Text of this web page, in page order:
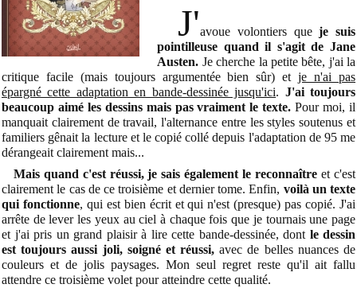
J'avoue volontiers queje suis
pointilleuse quand il s'agit de Jane
Austen. Je cherche la petite bête, j'ai la
critique facile (mais toujours argumentée bien sûr) etje n'ai pas
épargné cette adaptation en bande-dessinée jusqu'ici. J'ai toujours
beaucoup aimé les dessins mais pas vraiment le texte.Pour moi, il
manquait clairement de travail, l'alternance entre les styles soutenus et
familiers gênait la lecture et le copié collé depuis l'adaptation de 95 me
dérangeait clairement mais...
Mais quand c'est réussi, je sais également le reconnaître et c'est
clairement le cas de ce troisième et dernier tome. Enfin, voilà un texte
qui fonctionne, qui est bien écrit et qui n'est (presque) pas copié. J'ai
arrête de lever les yeux au ciel à chaque fois que je tournais une page
et j'ai pris un grand plaisir à lire cette bande-dessinée, dont le dessin
est toujours aussi joli, soigné et réussi, avec de belles nuances de
couleurs et de jolis paysages. Mon seul regret reste qu'il ait fallu
attendre ce troisième volet pour atteindre cette qualité.